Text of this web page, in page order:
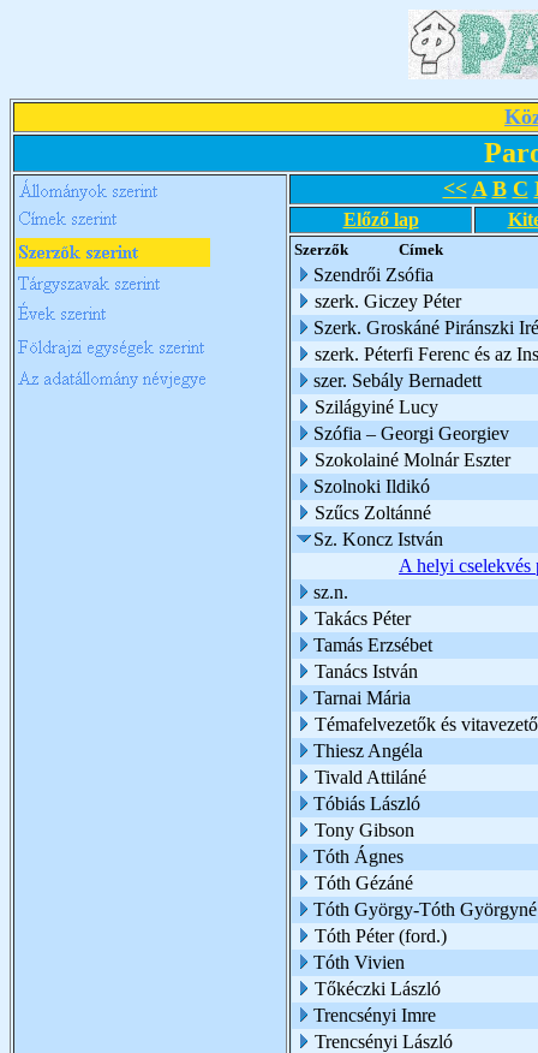
<< A B C
Előző lap
Szerzők Címek
Szendrői Zsófia
szerk. Giczey Péter
Szerk. Groskáné Piránszki
szerk. Péterfi Ferenc és az
szer. Sebály Bernadett
Szilágyiné Lucy
Szófia – Georgi Georgiev
Szokolainé Molnár Eszter
Szolnoki Ildikó
Szűcs Zoltánné
Sz. Koncz István
A helyi cselekvés
sz.n.
Takács Péter
Tamás Erzsébet
Tanács István
Tarnai Mária
Témafelvezetők és
Thiesz Angéla
Tivald Attiláné
Tóbiás László
Tony Gibson
Tóth Ágnes
Tóth Gézáné
Tóth György-Tóth Györgyné
Tóth Péter (ford.)
Tóth Vivien
Tőkéczki László
Trencsényi Imre
Trencsényi László